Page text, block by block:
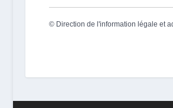
© Direction de l'information légale et